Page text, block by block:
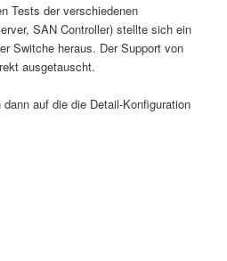
Tests der verschiedenen
SAN Controller) stellte sich ein
Switche heraus. Der Support von
ausgetauscht.
dann auf die die Detail-Konfiguration